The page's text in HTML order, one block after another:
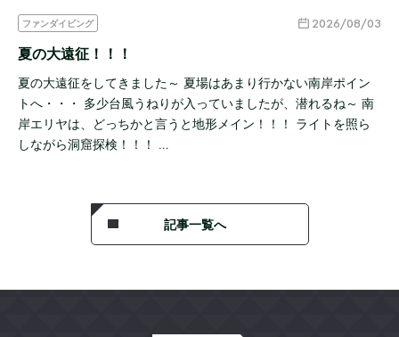
ファンダイビング 2026/08/03
夏の大遠征！！！
夏の大遠征をしてきました～ 夏場はあまり行かない南岸ポイン
トへ・・・ 多少台風うねりが入っていましたが、潜れるね～ 南
岸エリヤは、どっちかと言うと地形メイン！！！ ライトを照ら
しながら洞窟探検！！！ …
記事一覧へ